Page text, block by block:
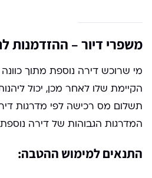
משפרי דיור – ההזדמנות
מי שרוכש דירה נוספת מתוך
הקיימת שלו לאחר מכן, יכול
תשלום מס רכישה לפי מדרגות
המדרגות הגבוהות של דירה
התנאים למימוש ההטבה: